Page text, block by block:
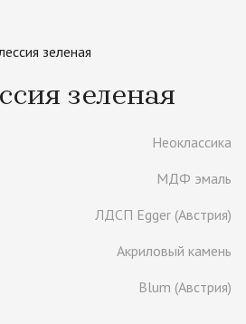
зеленая
зеленая
Неоклассика
МДФ эмаль
ЛДСП Egger (Австрия)
Акриловый камень
Blum (Австрия)